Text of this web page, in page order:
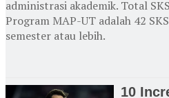
administrasi akademik. Total
Program MAP-UT adalah 42
semester atau lebih.